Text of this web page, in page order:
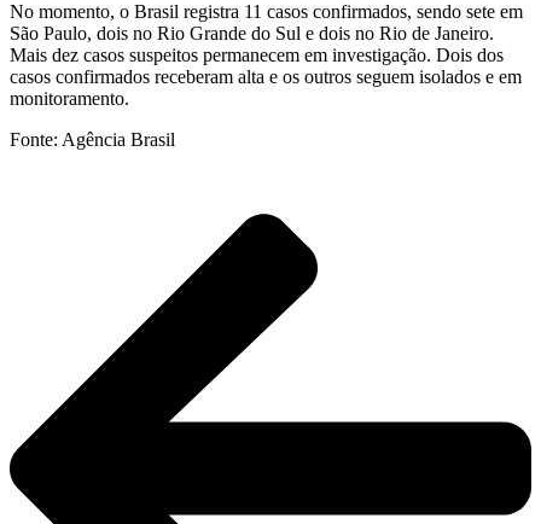
No momento, o Brasil registra 11 casos confirmados, sendo sete em
São Paulo, dois no Rio Grande do Sul e dois no Rio de Janeiro.
Mais dez casos suspeitos permanecem em investigação. Dois dos
casos confirmados receberam alta e os outros seguem isolados e em
monitoramento.
Fonte: Agência Brasil